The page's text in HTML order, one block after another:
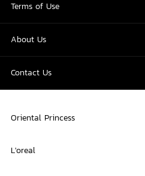
Terms of Use
About Us
Contact Us
Oriental Princess
L'oreal